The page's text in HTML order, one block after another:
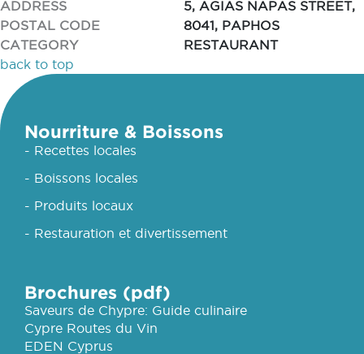
ADDRESS
5, AGIAS NAPAS STREET,
POSTAL CODE
8041, PAPHOS
CATEGORY
RESTAURANT
back to top
Nourriture & Boissons
- Recettes locales
- Boissons locales
- Produits locaux
- Restauration et divertissement
Brochures (pdf)
Saveurs de Chypre: Guide culinaire
Cypre Routes du Vin
EDEN Cyprus